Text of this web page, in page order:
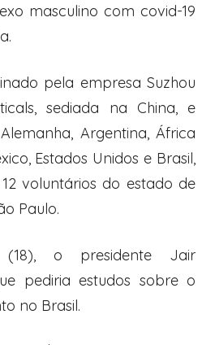
masculino com covid-19
pela empresa Suzhou
sediada na China, e
Argentina, África
Estados Unidos e Brasil,
voluntários do estado de
Paulo.
(18), o presidente Jair
pediria estudos sobre o
no Brasil.